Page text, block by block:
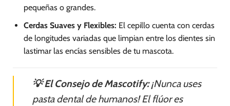
pequeñas o grandes.
Cerdas Suaves y Flexibles: El cepillo cuenta con cerdas
de longitudes variadas que limpian entre los dientes sin
lastimar las encías sensibles de tu mascota.
💡 El Consejo de Mascotify:¡Nunca uses
pasta dental de humanos! El flúor es